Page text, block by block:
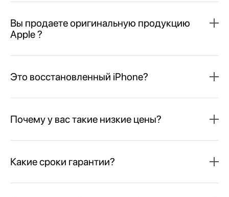
Вы продаете оригинальную продукцию
Apple ?
Это восстановленный iPhone?
Почему у вас такие низкие цены?
Какие сроки гарантии?